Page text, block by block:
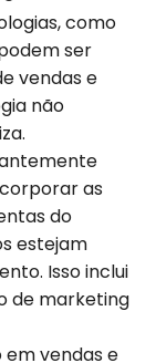
como
ser
vendas e
não
as
do
estejam
Isso inclui
de marketing
em vendas e